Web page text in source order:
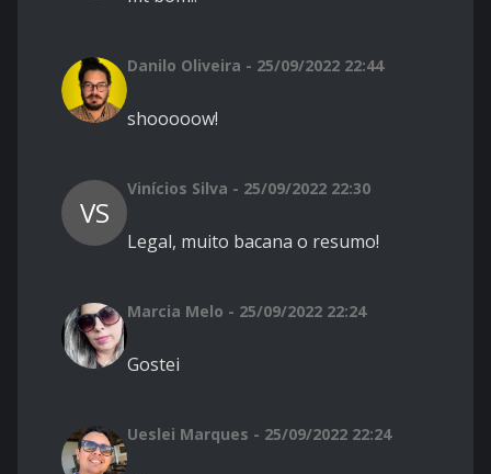
Danilo Oliveira - 25/09/2022 22:44
shooooow!
VS
Vinícios Silva - 25/09/2022 22:30
Legal, muito bacana o resumo!
Marcia Melo - 25/09/2022 22:24
Gostei
Ueslei Marques - 25/09/2022 22:24